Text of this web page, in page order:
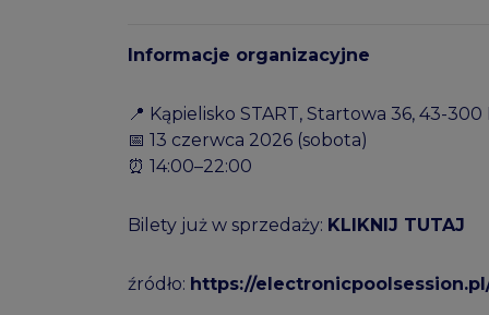
Informacje organizacyjne
📍 Kąpielisko START, Startowa 36, 43-300
📅 13 czerwca 2026 (sobota)
⏰ 14:00–22:00
Bilety już w sprzedaży: KLIKNIJ TUTAJ
źródło: https://